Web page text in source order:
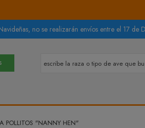
no se realizarán envíos entre el 17 de
POLLITOS "NANNY HEN"